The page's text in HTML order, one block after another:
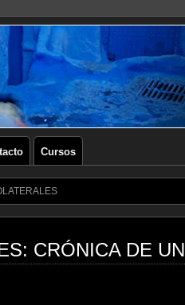
Cursos
CRÓNICA DE